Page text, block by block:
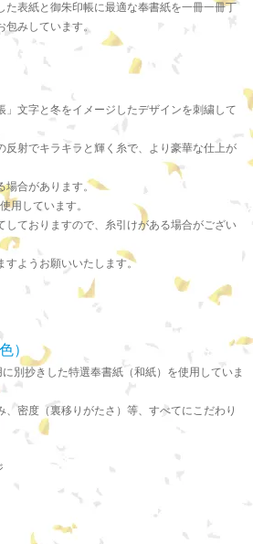
た表紙と御朱印帳に最適な奉書紙を一冊一冊丁
みしています。
」文字と冬をイメージしたデザインを刺繍して
反射でキラキラと輝く糸で、より豪華な仕上が
場合があります。
用しています。
ておりますので、糸引けがある場合がござい
すようお願いいたします。
）
別抄きした特選奉書紙（和紙）を使用していま
密度（裏移りがたさ）等、すべてにこだわり